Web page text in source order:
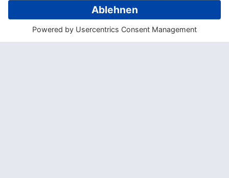
Bedeutung: Traumzeit
» Jannali